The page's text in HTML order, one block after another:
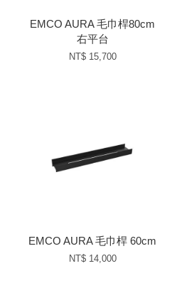
EMCO AURA 毛巾桿80cm
右平台
NT$ 15,700
EMCO AURA 毛巾桿 60cm
NT$ 14,000